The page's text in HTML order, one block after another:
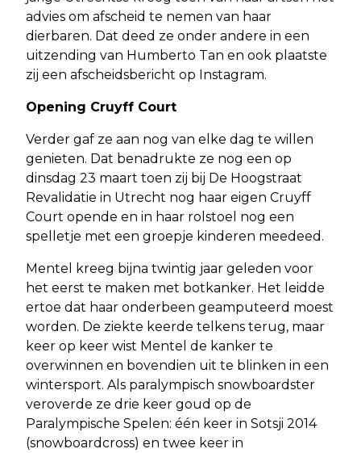
advies om afscheid te nemen van haar
dierbaren. Dat deed ze onder andere in een
uitzending van Humberto Tan en ook plaatste
zij een afscheidsbericht op Instagram.
Opening Cruyff Court
Verder gaf ze aan nog van elke dag te willen
genieten. Dat benadrukte ze nog een op
dinsdag 23 maart toen zij bij De Hoogstraat
Revalidatie in Utrecht nog haar eigen Cruyff
Court opende en in haar rolstoel nog een
spelletje met een groepje kinderen meedeed.
Mentel kreeg bijna twintig jaar geleden voor
het eerst te maken met botkanker. Het leidde
ertoe dat haar onderbeen geamputeerd moest
worden. De ziekte keerde telkens terug, maar
keer op keer wist Mentel de kanker te
overwinnen en bovendien uit te blinken in een
wintersport. Als paralympisch snowboardster
veroverde ze drie keer goud op de
Paralympische Spelen: één keer in Sotsji 2014
(snowboardcross) en twee keer in